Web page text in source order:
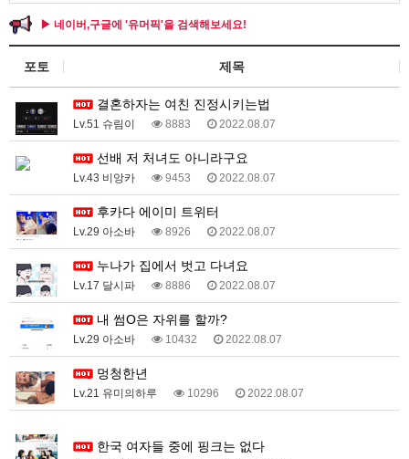
▶ 네이버,구글에 '유머픽'을 검색해보세요!
포토 제목
결혼하자는 여친 진정시키는법
Lv.51 슈림이 8883 2022.08.07
선배 저 처녀도 아니라구요
Lv.43 비앙카 9453 2022.08.07
후카다 에이미 트위터
Lv.29 아소바 8926 2022.08.07
누나가 집에서 벗고 다녀요
Lv.17 달시파 8886 2022.08.07
내 썸O은 자위를 할까?
Lv.29 아소바 10432 2022.08.07
멍청한년
Lv.21 유미의하루 10296 2022.08.07
한국 여자들 중에 핑크는 없다